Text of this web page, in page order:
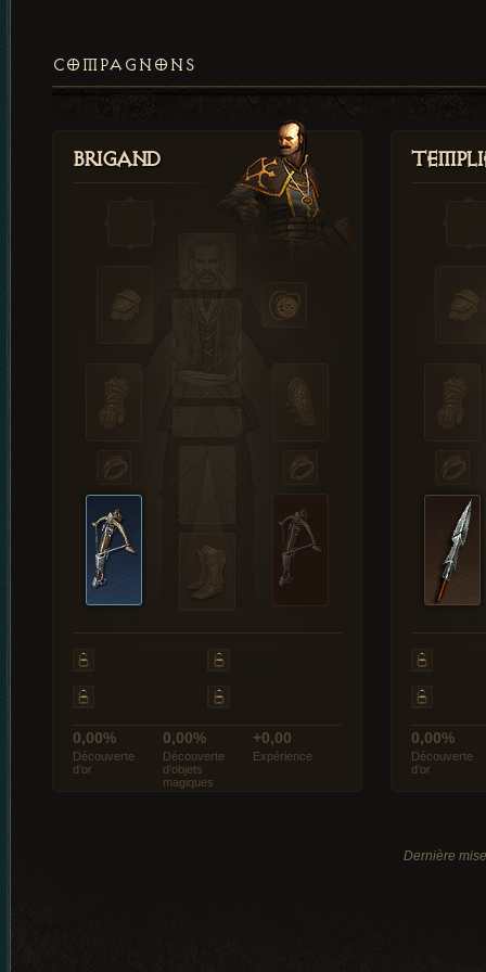
COMPAGNONS
Brigand
0,00%
Découverte
d’or
0,00%
Découverte
d’objets
magiques
+0,00
Expérience
0,00%
Découverte
d’or
Dernière